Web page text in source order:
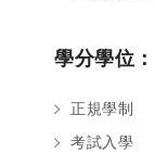
學分學位：
正規學制
考試入學